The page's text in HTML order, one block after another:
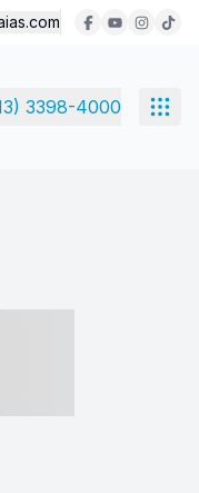
3398-4000